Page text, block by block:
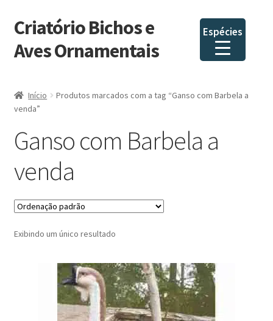
Espécies
Pular
para
navegação
Pular
para
o
Criatório Bichos e
Aves Ornamentais
Início
Produtos marcados com a tag “Ganso com Barbela a
venda”
Ganso com Barbela a
venda
Exibindo um único resultado